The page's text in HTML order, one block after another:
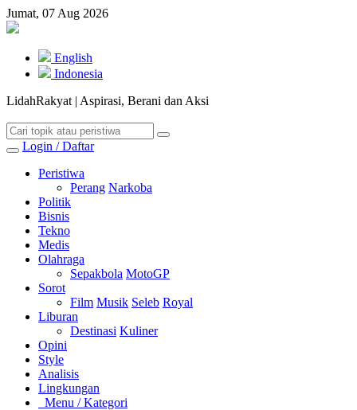
Jumat, 07 Aug 2026
English
Indonesia
LidahRakyat | Aspirasi, Berani dan Aksi
Login / Daftar
Peristiwa
Perang Narkoba
Politik
Bisnis
Tekno
Medis
Olahraga
Sepakbola MotoGP
Sorot
Film Musik Seleb Royal
Liburan
Destinasi Kuliner
Opini
Style
Analisis
Lingkungan
Menu / Kategori